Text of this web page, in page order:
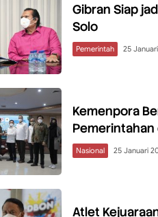
Gibran Siap
Solo
Pemerintah 25
Kemenpora
Pemerintahan
Nasional 25 Januari
Atlet